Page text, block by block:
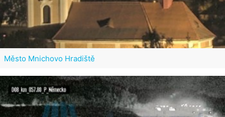
Město Mnichovo Hradiště